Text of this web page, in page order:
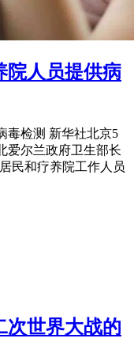
院人员提供病
毒检测 新华社北京5
爱尔兰政府卫生部长
民和疗养院工作人员
次世界大战的